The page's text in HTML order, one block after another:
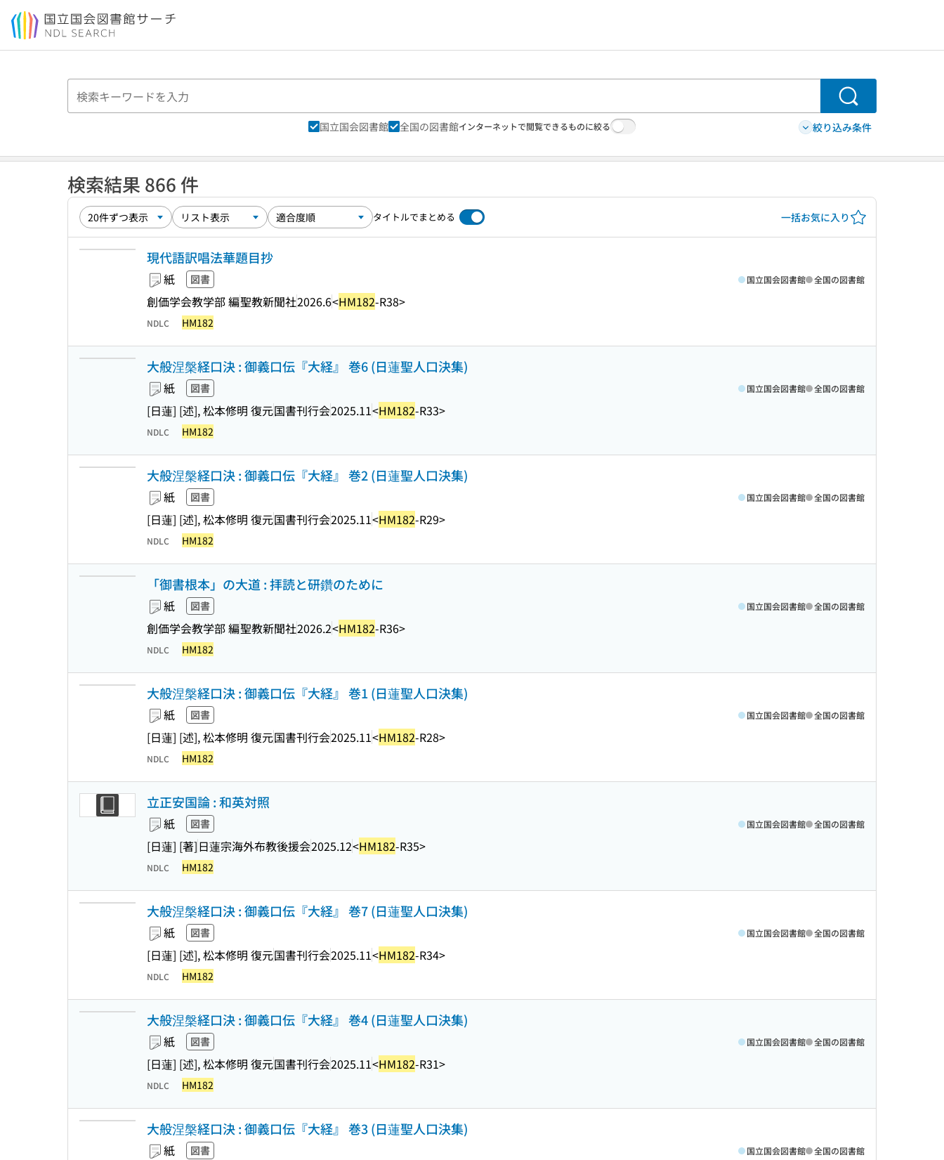
本文へ移動
検索
国立国会図書館 全国の図書館インターネットで閲覧できるものに絞る 絞り込み条件
検索結果 866 件
タイトルでまとめる 一括お気に入り
現代語訳唱法華題目抄
紙 図書
創価学会教学部 編聖教新聞社2026.6<HM182-R38>
国立国会図書館 全国の図書館
NDLC HM182
大般涅槃経口決 : 御義口伝『大経』 巻6 (日蓮聖人口決集)
紙 図書
[日蓮] [述], 松本修明 復元国書刊行会2025.11<HM182-R33>
国立国会図書館 全国の図書館
NDLC HM182
大般涅槃経口決 : 御義口伝『大経』 巻2 (日蓮聖人口決集)
紙 図書
[日蓮] [述], 松本修明 復元国書刊行会2025.11<HM182-R29>
国立国会図書館 全国の図書館
NDLC HM182
「御書根本」の大道 : 拝読と研鑽のために
紙 図書
創価学会教学部 編聖教新聞社2026.2<HM182-R36>
国立国会図書館 全国の図書館
NDLC HM182
大般涅槃経口決 : 御義口伝『大経』 巻1 (日蓮聖人口決集)
紙 図書
[日蓮] [述], 松本修明 復元国書刊行会2025.11<HM182-R28>
国立国会図書館 全国の図書館
NDLC HM182
立正安国論 : 和英対照
紙 図書
[日蓮] [著]日蓮宗海外布教後援会2025.12<HM182-R35>
国立国会図書館 全国の図書館
NDLC HM182
大般涅槃経口決 : 御義口伝『大経』 巻7 (日蓮聖人口決集)
紙 図書
[日蓮] [述], 松本修明 復元国書刊行会2025.11<HM182-R34>
国立国会図書館 全国の図書館
NDLC HM182
大般涅槃経口決 : 御義口伝『大経』 巻4 (日蓮聖人口決集)
紙 図書
[日蓮] [述], 松本修明 復元国書刊行会2025.11<HM182-R31>
国立国会図書館 全国の図書館
NDLC HM182
大般涅槃経口決 : 御義口伝『大経』 巻3 (日蓮聖人口決集)
紙 図書 国立国会図書館 全国の図書館